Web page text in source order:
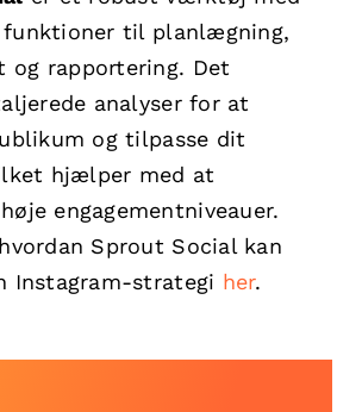
funktioner til planlægning,
og rapportering. Det
analyser for at
og tilpasse dit
hjælper med at
engagementniveauer.
Sprout Social kan
Instagram-strategi her.